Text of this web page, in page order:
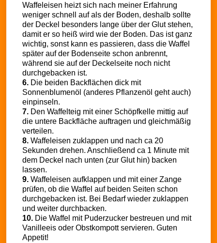
Waffeleisen heizt sich nach meiner Erfahrung
weniger schnell auf als der Boden, deshalb sollte
der Deckel besonders lange über der Glut stehen,
damit er so heiß wird wie der Boden. Das ist ganz
wichtig, sonst kann es passieren, dass die Waffel
später auf der Bodenseite schon anbrennt,
während sie auf der Deckelseite noch nicht
durchgebacken ist.
6. Die beiden Backflächen dick mit
Sonnenblumenöl (anderes Pflanzenöl geht auch)
einpinseln.
7. Den Waffelteig mit einer Schöpfkelle mittig auf
die untere Backfläche auftragen und gleichmäßig
verteilen.
8.Waffeleisen zuklappen und nach ca 20
Sekunden drehen. Anschließend ca 1 Minute mit
dem Deckel nach unten (zur Glut hin) backen
lassen.
9.Waffeleisen aufklappen und mit einer Zange
prüfen, ob die Waffel auf beiden Seiten schon
durchgebacken ist. Bei Bedarf wieder zuklappen
und weiter durchbacken.
10. Die Waffel mit Puderzucker bestreuen und mit
Vanilleeis oder Obstkompott servieren. Guten
Appetit!